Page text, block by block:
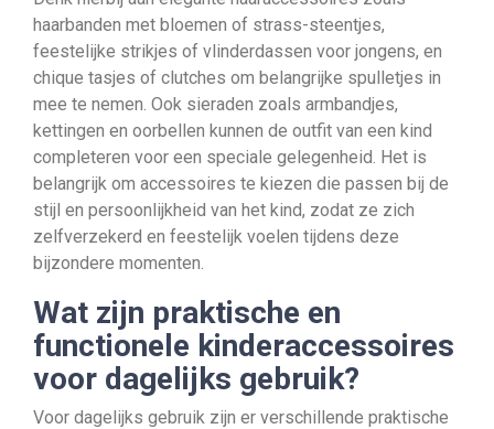
haarbanden met bloemen of strass-steentjes,
feestelijke strikjes of vlinderdassen voor jongens, en
chique tasjes of clutches om belangrijke spulletjes in
mee te nemen. Ook sieraden zoals armbandjes,
kettingen en oorbellen kunnen de outfit van een kind
completeren voor een speciale gelegenheid. Het is
belangrijk om accessoires te kiezen die passen bij de
stijl en persoonlijkheid van het kind, zodat ze zich
zelfverzekerd en feestelijk voelen tijdens deze
bijzondere momenten.
Wat zijn praktische en
functionele kinderaccessoires
voor dagelijks gebruik?
Voor dagelijks gebruik zijn er verschillende praktische